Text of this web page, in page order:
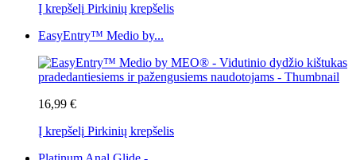
Į krepšelį Pirkinių krepšelis
EasyEntry™ Medio by...
16,99 €
Į krepšelį Pirkinių krepšelis